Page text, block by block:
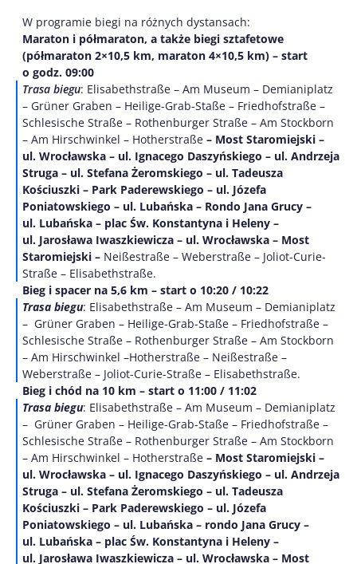
W programie biegi na różnych dystansach:
Maraton i półmaraton, a także biegi sztafetowe
(półmaraton 2×10,5 km, maraton 4×10,5 km) – start
o godz. 09:00
Trasa biegu: Elisabethstraße – Am Museum – Demianiplatz
– Grüner Graben – Heilige-Grab-Staße – Friedhofstraße –
Schlesische Straße – Rothenburger Straße – Am Stockborn
– Am Hirschwinkel – Hotherstraße – Most Staromiejski –
ul. Wrocławska – ul. Ignacego Daszyńskiego – ul. Andrzeja
Struga – ul. Stefana Żeromskiego – ul. Tadeusza
Kościuszki – Park Paderewskiego – ul. Józefa
Poniatowskiego – ul. Lubańska – Rondo Jana Grucy –
ul. Lubańska – plac Św. Konstantyna i Heleny –
ul. Jarosława Iwaszkiewicza – ul. Wrocławska – Most
Staromiejski – Neißestraße – Weberstraße – Joliot-Curie-
Straße – Elisabethstraße.
Bieg i spacer na 5,6 km – start o 10:20 / 10:22
Trasa biegu: Elisabethstraße – Am Museum – Demianiplatz
– Grüner Graben – Heilige-Grab-Staße – Friedhofstraße –
Schlesische Straße – Rothenburger Straße – Am Stockborn
– Am Hirschwinkel –Hotherstraße – Neißestraße –
Weberstraße – Joliot-Curie-Straße – Elisabethstraße.
Bieg i chód na 10 km – start o 11:00 / 11:02
Trasa biegu: Elisabethstraße – Am Museum – Demianiplatz
– Grüner Graben – Heilige-Grab-Staße – Friedhofstraße –
Schlesische Straße – Rothenburger Straße – Am Stockborn
– Am Hirschwinkel – Hotherstraße – Most Staromiejski –
ul. Wrocławska – ul. Ignacego Daszyńskiego – ul. Andrzeja
Struga – ul. Stefana Żeromskiego – ul. Tadeusza
Kościuszki – Park Paderewskiego – ul. Józefa
Poniatowskiego – ul. Lubańska – rondo Jana Grucy –
ul. Lubańska – plac Św. Konstantyna i Heleny –
ul. Jarosława Iwaszkiewicza – ul. Wrocławska – Most